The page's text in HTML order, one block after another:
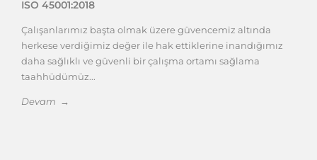
ISO 45001:2018
Çalışanlarımız başta olmak üzere güvencemiz altında
herkese verdiğimiz değer ile hak ettiklerine inandığımız
daha sağlıklı ve güvenli bir çalışma ortamı sağlama
taahhüdümüz...
Devam →